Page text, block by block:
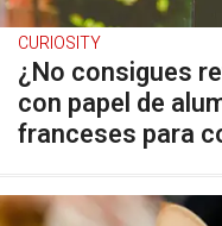
CURIOSITY
¿No consigues
con papel de
franceses para